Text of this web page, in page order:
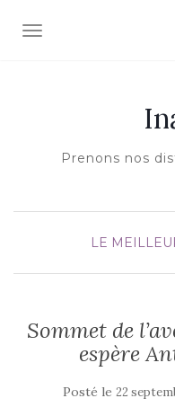
AFFICHER/MASQUER
Prenons nos
LE
Sommet de
espère
Posté le 22